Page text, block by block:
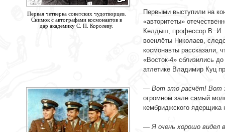
Первая четверка советских чудотворцев.
Снимок с автографами космонавтов в
дар академику С. П. Королеву.
Первыми выступили на
«авторитеты»
Келдыш, профессор В. И.
военлёты Николаев,
космонавты рассказали,
«Восток-4» сблизились
атлетике Владимир Куц
— Вот это расчёт! Вот
огромном зале самый
кембриджского ядерщика
—Я очень хорошо видел